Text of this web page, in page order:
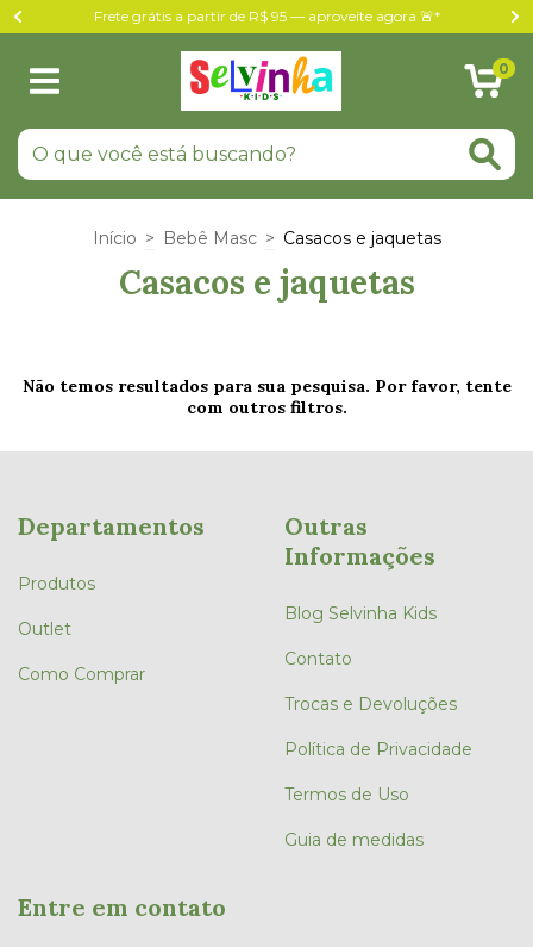
Frete grátis a partir de R$ 95 — aproveite agora 🚨*
0
Início > Bebê Masc > Casacos e jaquetas
Casacos e jaquetas
Não temos resultados para sua pesquisa. Por favor, tente
com outros filtros.
Departamentos
Produtos
Outlet
Como Comprar
Outras
Informações
Blog Selvinha Kids
Contato
Trocas e Devoluções
Política de Privacidade
Termos de Uso
Guia de medidas
Entre em contato